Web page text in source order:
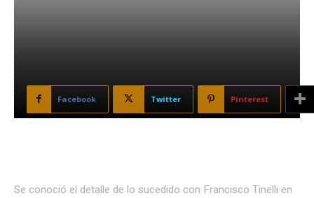
Facebook Twitter Pinterest
Se conoció el detalle de lo sucedido con Francisco Tinelli en